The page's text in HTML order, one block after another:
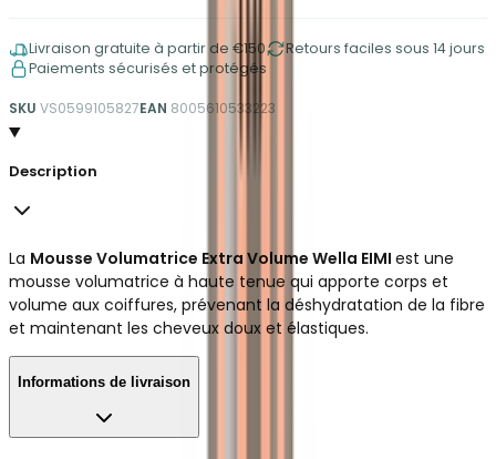
Livraison gratuite à partir de €150
Retours faciles sous 14 jours
Paiements sécurisés et protégés
SKU VS0599105827EAN 8005610533223
Description
La Mousse Volumatrice Extra Volume Wella EIMI est une
mousse volumatrice à haute tenue qui apporte corps et
volume aux coiffures, prévenant la déshydratation de la fibre
et maintenant les cheveux doux et élastiques.
Informations de livraison